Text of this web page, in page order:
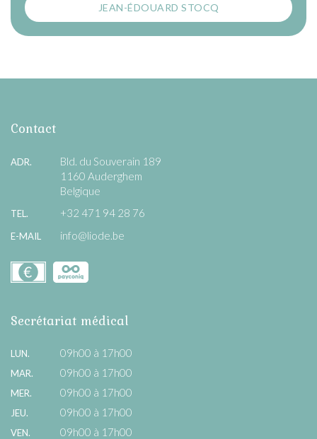
JEAN-ÉDOUARD STOCQ
Contact
ADR.
Bld. du Souverain 189
1160 Auderghem
Belgique
TEL. +32 471 94 28 76
E-MAIL info@liode.be
Secrétariat médical
LUN. 09h00 à 17h00
MAR. 09h00 à 17h00
MER. 09h00 à 17h00
JEU. 09h00 à 17h00
VEN. 09h00 à 17h00